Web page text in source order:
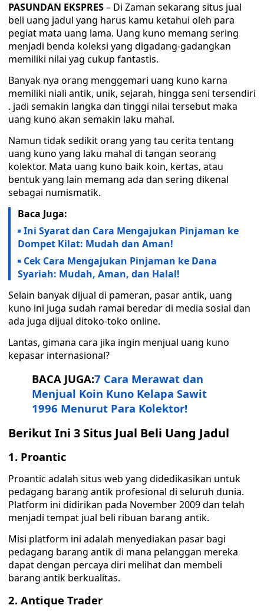
PASUNDAN EKSPRES– Di Zaman sekarang situs jual
beli uang jadul yang harus kamu ketahui oleh para
pegiat mata uang lama. Uang kuno memang sering
menjadi benda koleksi yang digadang-gadangkan
memiliki nilai yag cukup fantastis.
Banyak nya orang menggemari uang kuno karna
memiliki niali antik, unik, sejarah, hingga seni tersendiri
. jadi semakin langka dan tinggi nilai tersebut maka
uang kuno akan semakin laku mahal.
Namun tidak sedikit orang yang tau cerita tentang
uang kuno yang laku mahal di tangan seorang
kolektor. Mata uang kuno baik koin, kertas, atau
bentuk yang lain memang ada dan sering dikenal
sebagai numismatik.
Baca Juga:
Ini Syarat dan Cara Mengajukan Pinjaman ke
Dompet Kilat: Mudah dan Aman!
Cek Cara Mengajukan Pinjaman ke Dana
Syariah: Mudah, Aman, dan Halal!
Selain banyak dijual di pameran, pasar antik, uang
kuno ini juga sudah ramai beredar di media sosial dan
ada juga dijual ditoko-toko online.
Lantas, gimana cara jika ingin menjual uang kuno
kepasar internasional?
BACA JUGA:7 Cara Merawat dan
Menjual Koin Kuno Kelapa Sawit
1996 Menurut Para Kolektor!
Berikut Ini 3 Situs Jual Beli Uang Jadul
1. Proantic
Proantic adalah situs web yang didedikasikan untuk
pedagang barang antik profesional di seluruh dunia.
Platform ini didirikan pada November 2009 dan telah
menjadi tempat jual beli ribuan barang antik.
Misi platform ini adalah menyediakan pasar bagi
pedagang barang antik di mana pelanggan mereka
dapat dengan percaya diri melihat dan membeli
barang antik berkualitas.
2. Antique Trader